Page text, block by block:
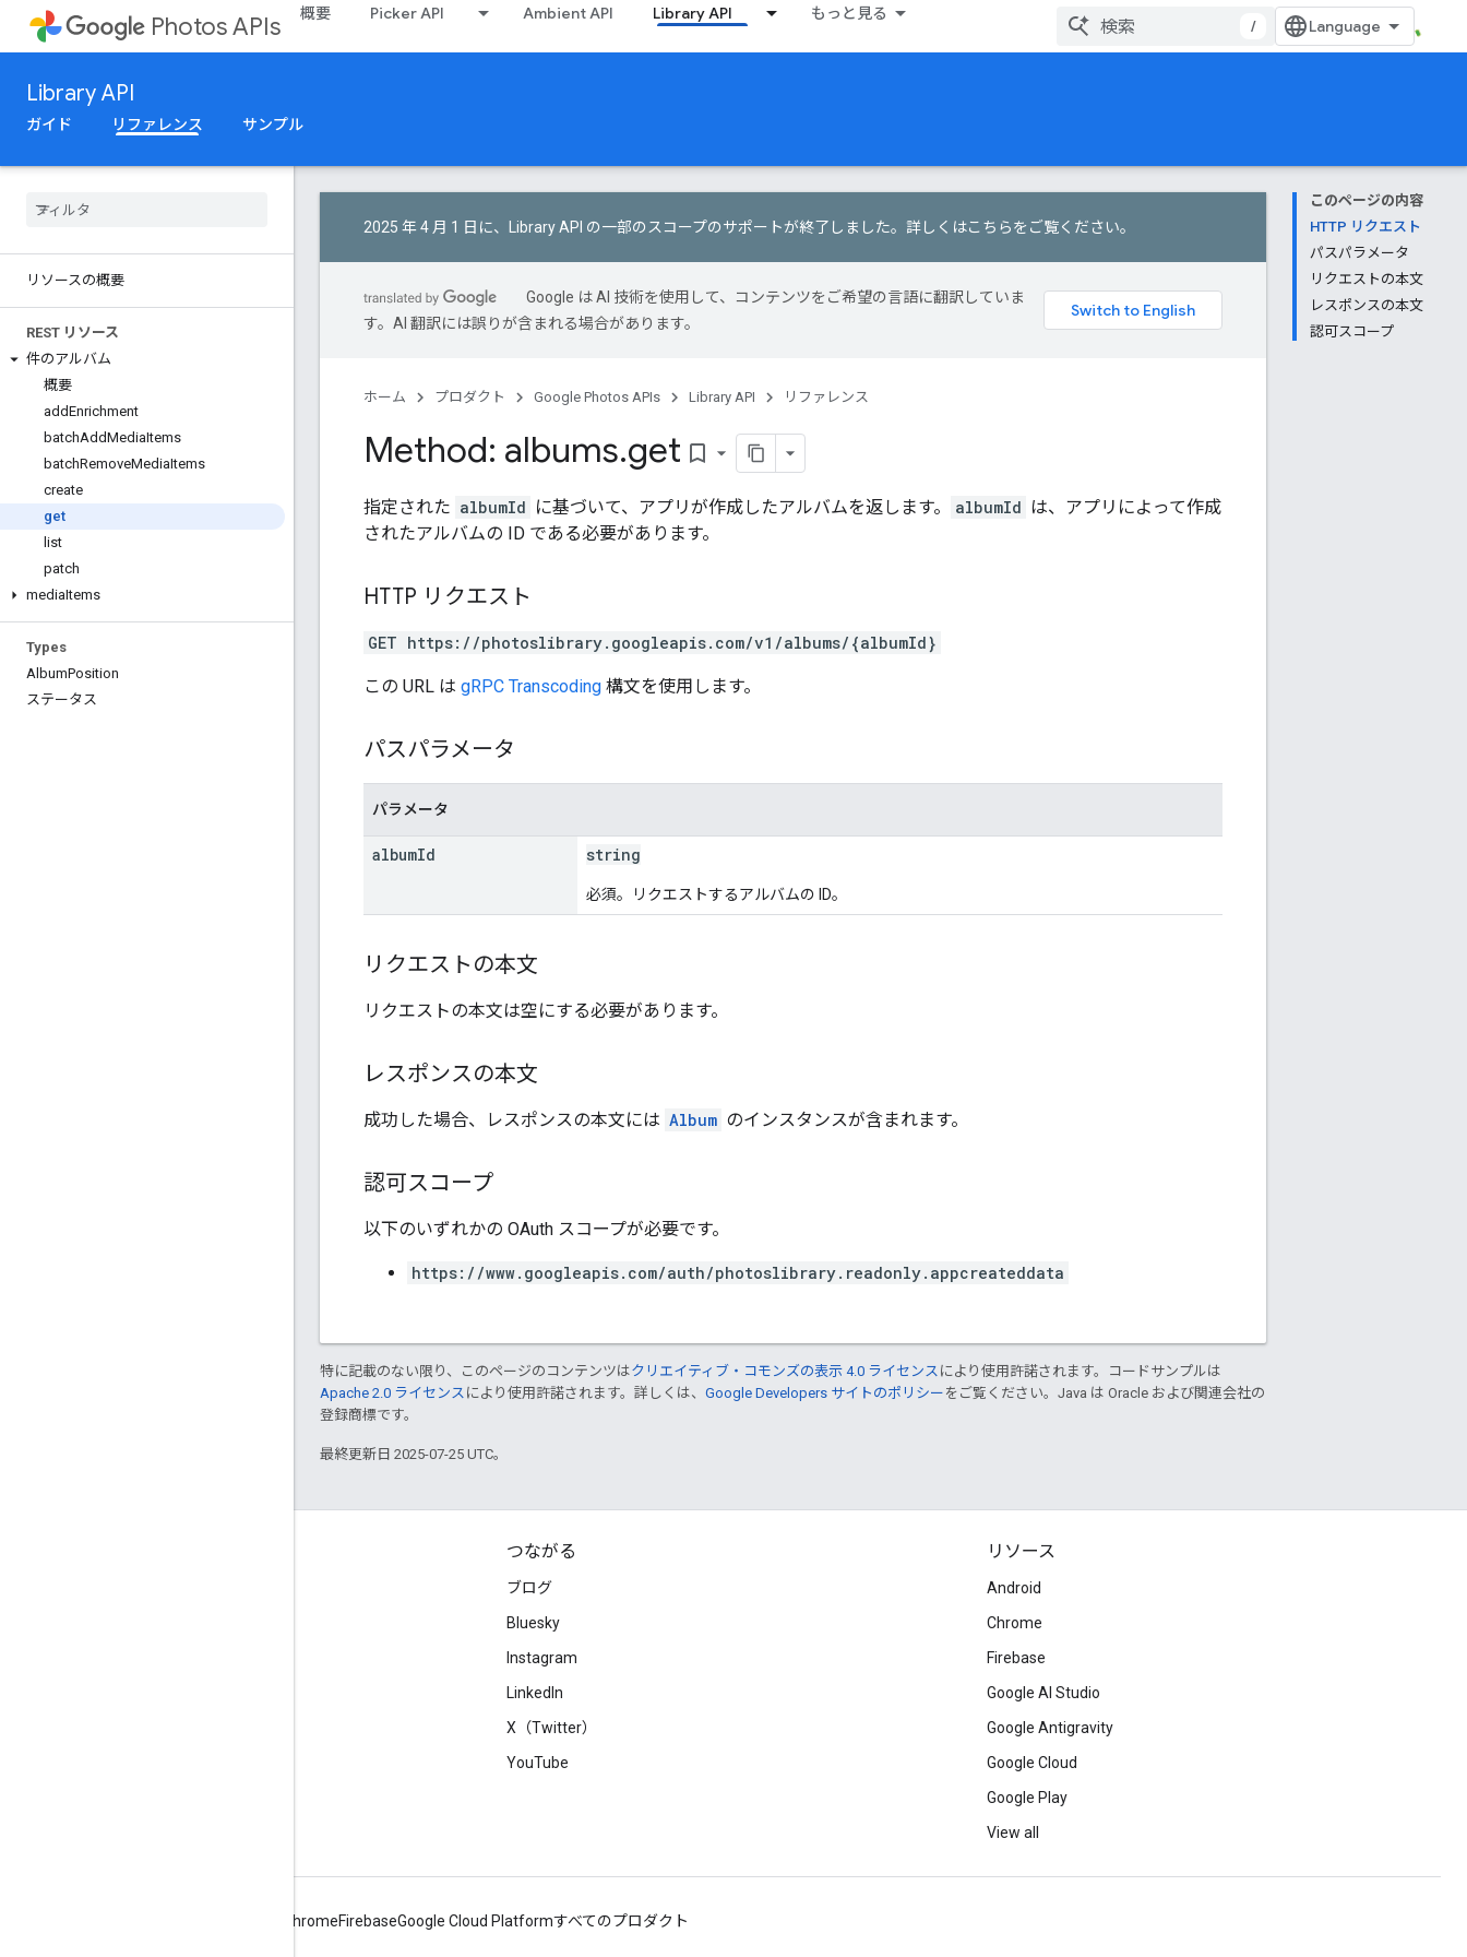
Photos APIs 概要 Picker API Ambient API Library API もっと見る
/
Library API
ガイド リファレンス サンプル
リソースの概要
REST リソース
件のアルバム
概要
addEnrichment
batchAddMediaItems
batchRemoveMediaItems
create
get
list
patch
mediaItems
Types
AlbumPosition
ステータス
このページの内容
HTTP リクエスト
パスパラメータ
リクエストの本文
レスポンスの本文
認可スコープ
2025 年 4 月 1 日に、Library API の一部のスコープのサポートが終了しました。 詳しくはこちらをご覧ください。
Google は AI 技術を使用して、コンテンツをご希望の言語に翻訳していま
す。AI 翻訳には誤りが含まれる場合があります。
ホーム プロダクト Google Photos APIs Library API リファレンス
Method: albums.get bookmark_border
指定された albumId に基づいて、アプリが作成したアルバムを返します。 albumId は、アプリによって作成
されたアルバムの ID である必要があります。
HTTP リクエスト
GET https://photoslibrary.googleapis.com/v1/albums/{albumId}
この URL は gRPC Transcoding 構文を使用します。
パスパラメータ
パラメータ
albumId string
必須。リクエストするアルバムの ID。
リクエストの本文
リクエストの本文は空にする必要があります。
レスポンスの本文
成功した場合、レスポンスの本文には Album のインスタンスが含まれます。
認可スコープ
以下のいずれかの OAuth スコープが必要です。
https://www.googleapis.com/auth/photoslibrary.readonly.appcreateddata
特に記載のない限り、このページのコンテンツはクリエイティブ・コモンズの表示 4.0 ライセンス により使用許諾されます。コードサンプルは
Apache 2.0 ライセンス により使用許諾されます。詳しくは、 Google Developers サイトのポリシー をご覧ください。Java は Oracle および関連会社の
登録商標です。
最終更新日 2025-07-25 UTC。
つながる
ブログ
Bluesky
Instagram
LinkedIn
X（Twitter）
YouTube
リソース
Android
Chrome
Firebase
Google AI Studio
Google Antigravity
Google Cloud
Google Play
View all
ChromeFirebaseGoogle Cloud Platformすべてのプロダクト